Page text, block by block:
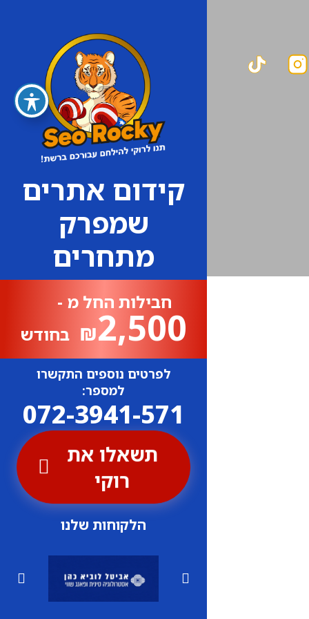
קידום אתרים
שמפרק
מתחרים
חבילות החל מ -
₪2,500 בחודש
לפרטים נוספים התקשרו
למספר:
072-3941-571
תשאלו את
רוקי
הלקוחות שלנו